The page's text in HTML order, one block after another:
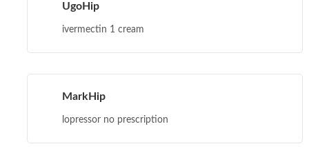
UgoHip
ivermectin 1 cream
MarkHip
lopressor no prescription